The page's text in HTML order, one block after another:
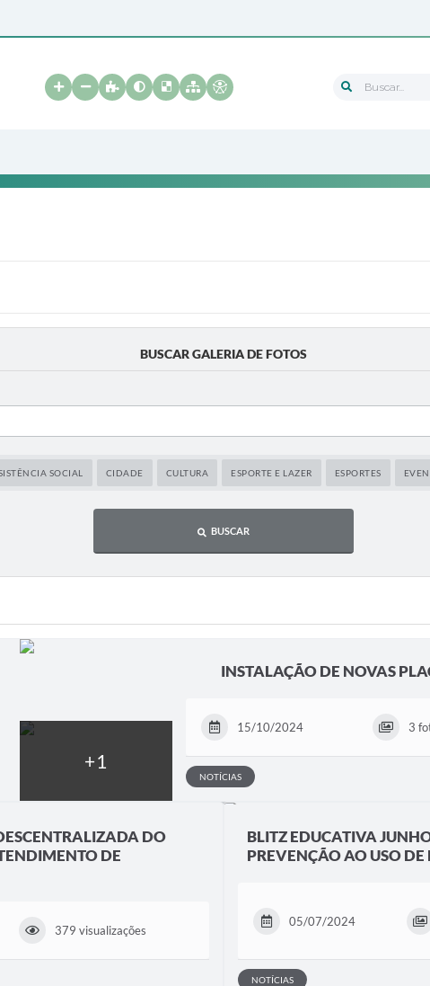
Buscar...
BUSCAR GALERIA DE FOTOS
SOCIAL CIDADE CULTURA ESPORTE E LAZER ESPORTES
BUSCAR
INSTALAÇÃO DE NOVAS
15/10/2024 3
NOTÍCIAS
DO
DE
379 visualizações
BLITZ EDUCATIVA
PREVENÇÃO AO USO DE
05/07/2024
NOTÍCIAS